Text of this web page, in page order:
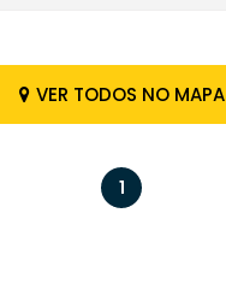
VER TODOS NO MAPA
1